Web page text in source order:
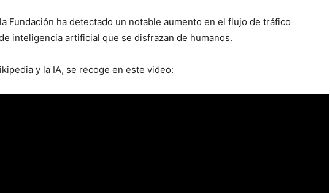
Fundación ha detectado un notable aumento en el flujo de tráfico
inteligencia artificial que se disfrazan de humanos.
y la IA, se recoge en este video: